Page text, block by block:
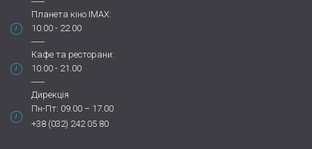
Планета кіно IMAX:
10.00 - 22.00
Кафе та ресторани:
10.00 - 21.00
Дирекція
Пн-Пт: 09.00 – 17.00
+38 (032) 242 05 80